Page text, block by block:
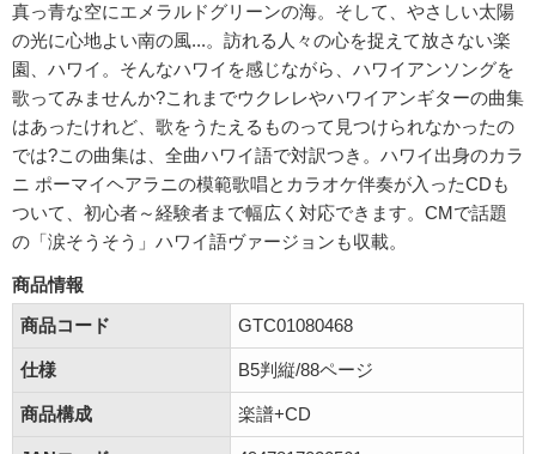
真っ青な空にエメラルドグリーンの海。そして、やさしい太陽
の光に心地よい南の風...。訪れる人々の心を捉えて放さない楽
園、ハワイ。そんなハワイを感じながら、ハワイアンソングを
歌ってみませんか?これまでウクレレやハワイアンギターの曲集
はあったけれど、歌をうたえるものって見つけられなかったの
では?この曲集は、全曲ハワイ語で対訳つき。ハワイ出身のカラ
ニ ポーマイヘアラニの模範歌唱とカラオケ伴奏が入ったCDも
ついて、初心者～経験者まで幅広く対応できます。CMで話題
の「涙そうそう」ハワイ語ヴァージョンも収載。
商品情報
商品コード
GTC01080468
仕様 B5判縦/88ページ
商品構成 楽譜+CD